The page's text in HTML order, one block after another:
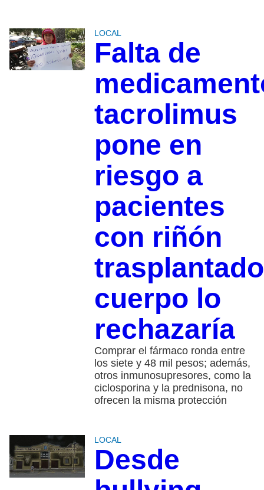
LOCAL
Falta de
tacrolimus
pone en
riesgo a
pacientes
con riñón
cuerpo lo
rechazaría
Comprar el fármaco ronda entre
los siete y 48 mil pesos; además,
otros inmunosupresores, como la
ciclosporina y la prednisona, no
ofrecen la misma protección
LOCAL
Desde